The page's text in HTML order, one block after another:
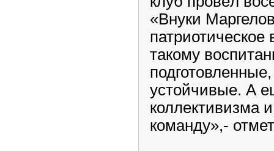
«Внуки
патриотическое
такому
устойчивые. А
коллективизма
команду»,-